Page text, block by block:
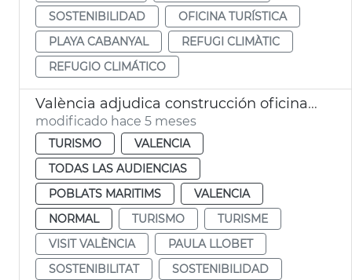
SOSTENIBILIDAD
OFICINA TURÍSTICA
PLAYA CABANYAL
REFUGI CLIMÀTIC
REFUGIO CLIMÁTICO
València adjudica construcción oficina turismo modular playa las Arenas
modificado hace 5 meses
TURISMO
VALENCIA
TODAS LAS AUDIENCIAS
POBLATS MARITIMS
VALENCIA
NORMAL
TURISMO
TURISME
VISIT VALÈNCIA
PAULA LLOBET
SOSTENIBILITAT
SOSTENIBILIDAD